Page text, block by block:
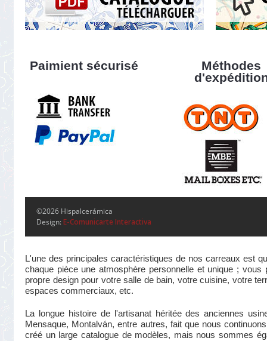
Paimient sécurisé
Méthodes
©2026 Hispalcerámica
Design: E-Comunicarte Interactiva
L'une des principales caractéristiques de nos carreaux est
chaque pièce une atmosphère personnelle et unique ;
propre design pour votre salle de bain, votre cuisine, votre
espaces commerciaux, etc.
La longue histoire de l'artisanat héritée des anciennes
Mensaque, Montalván, entre autres, fait que nous
créé un large catalogue de modèles, mais nous sommes